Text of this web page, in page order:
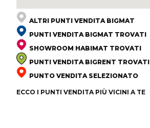
ALTRI PUNTI VENDITA BIGMAT
PUNTI VENDITA BIGMAT TROVATI
SHOWROOM HABIMAT TROVATI
PUNTI VENDITA BIGRENT TROVATI
PUNTO VENDITA SELEZIONATO
ECCO I PUNTI VENDITA PIÙ VICINI A TE